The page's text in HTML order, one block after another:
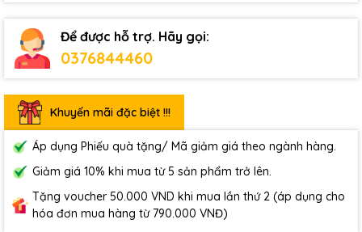
Để được hỗ trợ. Hãy gọi:
0376844460
Khuyến mãi đặc biệt !!!
Áp dụng Phiếu quà tặng/ Mã giảm giá theo ngành hàng.
Giảm giá 10% khi mua từ 5 sản phẩm trở lên.
Tặng voucher 50.000 VND khi mua lần thứ 2 (áp dụng cho
hóa đơn mua hàng từ 790.000 VNĐ)